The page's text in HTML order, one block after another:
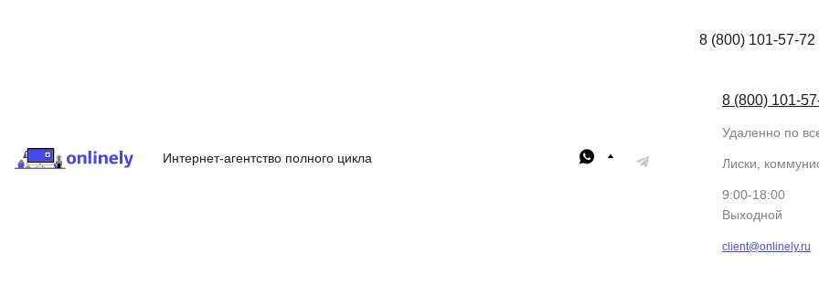
Интернет-агентство полного цикла
8 (800) 101-57-72
8 (800) 101-
Удаленно по
Лиски,
9:00-18:00
Выходной
client@onlinely.ru